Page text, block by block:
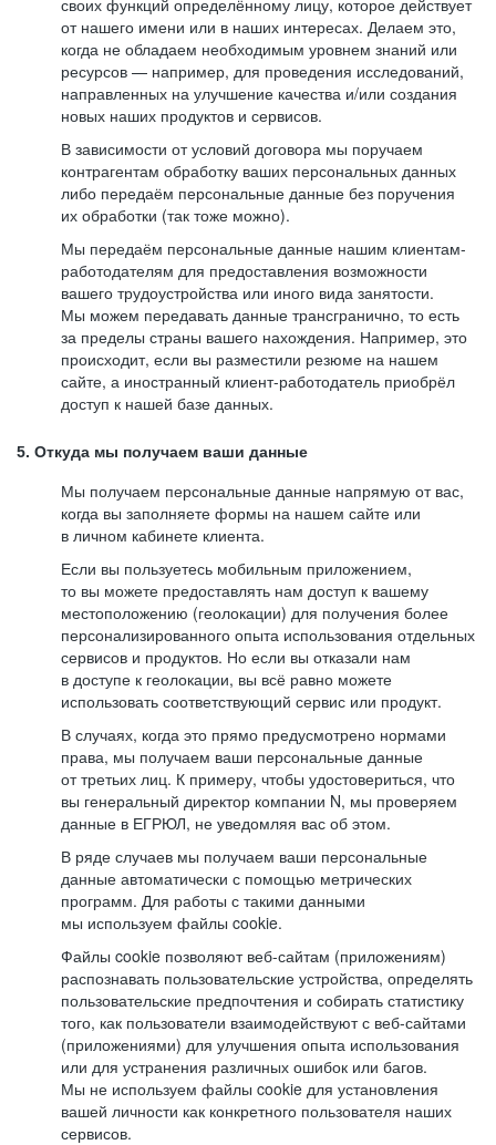
своих функций определённому лицу, которое действует
от нашего имени или в наших интересах. Делаем это,
когда не обладаем необходимым уровнем знаний или
ресурсов — например, для проведения исследований,
направленных на улучшение качества и/или создания
новых наших продуктов и сервисов.
В зависимости от условий договора мы поручаем
контрагентам обработку ваших персональных данных
либо передаём персональные данные без поручения
их обработки (так тоже можно).
Мы передаём персональные данные нашим клиентам-
работодателям для предоставления возможности
вашего трудоустройства или иного вида занятости.
Мы можем передавать данные трансгранично, то есть
за пределы страны вашего нахождения. Например, это
происходит, если вы разместили резюме на нашем
сайте, а иностранный клиент-работодатель приобрёл
доступ к нашей базе данных.
5. Откуда мы получаем ваши данные
Мы получаем персональные данные напрямую от вас,
когда вы заполняете формы на нашем сайте или
в личном кабинете клиента.
Если вы пользуетесь мобильным приложением,
то вы можете предоставлять нам доступ к вашему
местоположению (геолокации) для получения более
персонализированного опыта использования отдельных
сервисов и продуктов. Но если вы отказали нам
в доступе к геолокации, вы всё равно можете
использовать соответствующий сервис или продукт.
В случаях, когда это прямо предусмотрено нормами
права, мы получаем ваши персональные данные
от третьих лиц. К примеру, чтобы удостовериться, что
вы генеральный директор компании N, мы проверяем
данные в ЕГРЮЛ, не уведомляя вас об этом.
В ряде случаев мы получаем ваши персональные
данные автоматически с помощью метрических
программ. Для работы с такими данными
мы используем файлы cookie.
Файлы cookie позволяют веб-сайтам (приложениям)
распознавать пользовательские устройства, определять
пользовательские предпочтения и собирать статистику
того, как пользователи взаимодействуют с веб-сайтами
(приложениями) для улучшения опыта использования
или для устранения различных ошибок или багов.
Мы не используем файлы cookie для установления
вашей личности как конкретного пользователя наших
сервисов.